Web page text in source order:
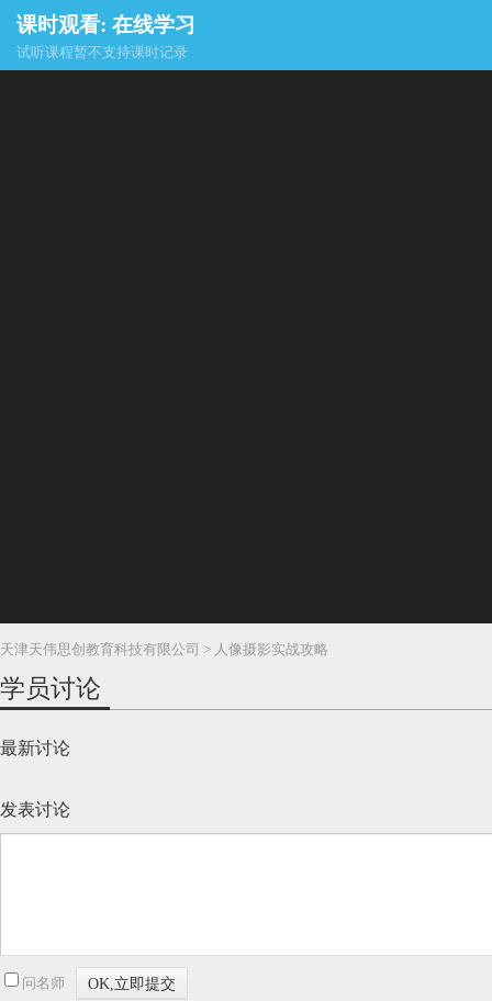
课时观看: 在线学习
试听课程暂不支持课时记录
天津天伟思创教育科技有限公司 > 人像摄影实战攻略
学员讨论
最新讨论
发表讨论
问名师